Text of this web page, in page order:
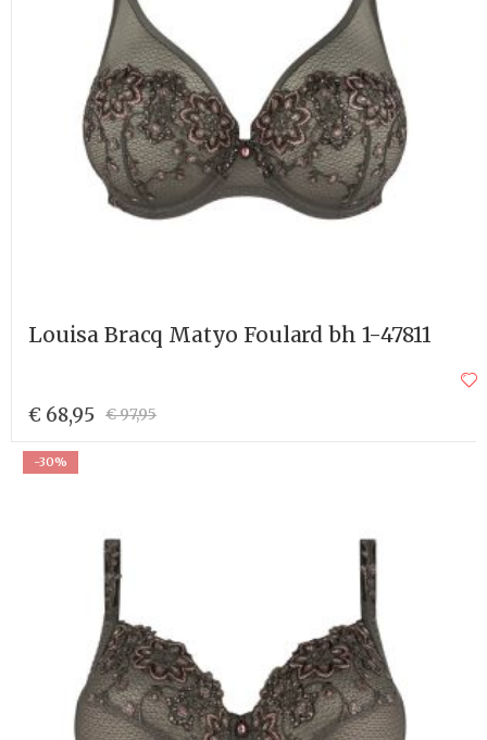
Louisa Bracq Matyo Foulard bh 1-47811
€ 68,95 € 97,95
-30%